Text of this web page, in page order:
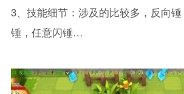
3、技能细节：涉及的比较多，反向
锤，任意闪锤…